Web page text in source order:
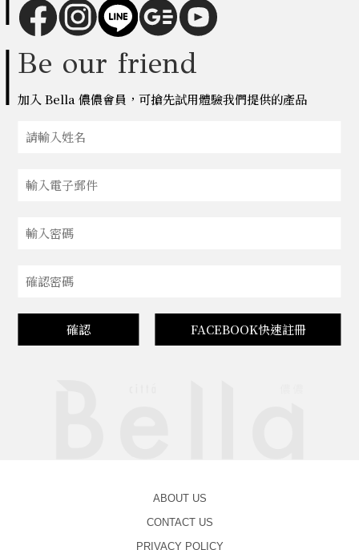
Be our friend
加入 Bella 儂儂會員，可搶先試用體驗我們提供的產品
確認 FACEBOOK快速註冊
ABOUT US
CONTACT US
PRIVACY POLICY